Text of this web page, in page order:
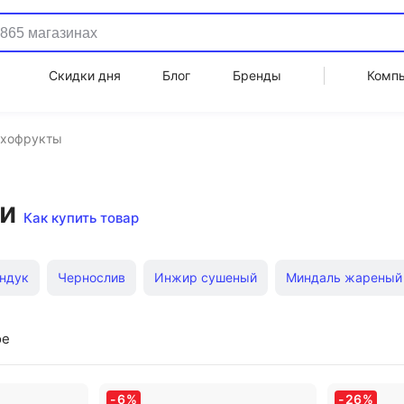
Скидки дня Блог Бренды
Как купить товар
Чернослив Инжир сушеный Миндаль жареный
-6% -26%